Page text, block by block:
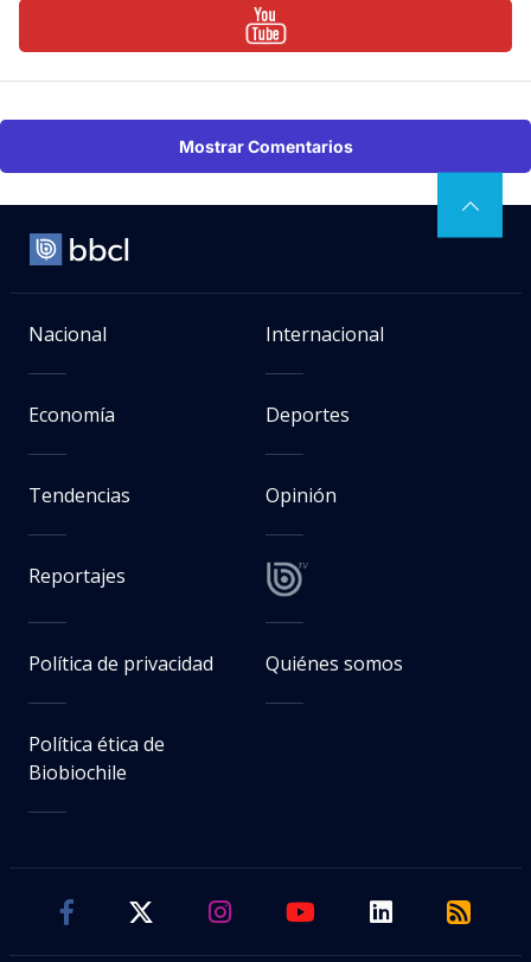
Mostrar Comentarios
Nacional Internacional
Economía Deportes
Tendencias Opinión
Reportajes
Política de privacidad Quiénes somos
Política ética de
Biobiochile